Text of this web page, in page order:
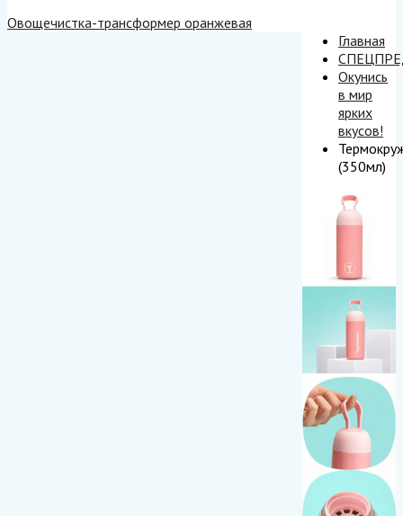
Овощечистка-трансформер оранжевая
Главная
Окунись
в мир
ярких
вкусов!
(350мл)